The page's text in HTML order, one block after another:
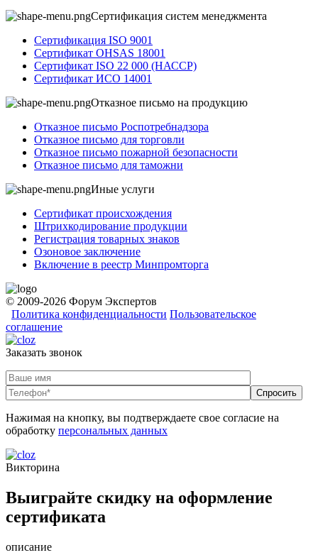
Сертификация систем менеджмента
Сертификация ISO 9001
Сертификат OHSAS 18001
Сертификат ISO 22 000 (НАССР)
Сертификат ИСО 14001
Отказное письмо на продукцию
Отказное письмо Роспотребнадзора
Отказное письмо для торговли
Отказное письмо пожарной безопасности
Отказное письмо для таможни
Иные услуги
Сертификат происхождения
Штрихкодирование продукции
Регистрация товарных знаков
Озоновое заключение
Включение в реестр Минпромторга
© 2009-2026 Форум Экспертов
Политика конфиденциальности Пользовательское
соглашение
Заказать звонок
Нажимая на кнопку, вы подтверждаете свое согласие на
обработку персональных данных
Викторина
Выиграйте скидку на оформление
сертификата
описание